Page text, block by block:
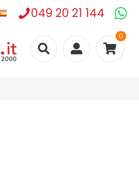
049 20 21 144
0